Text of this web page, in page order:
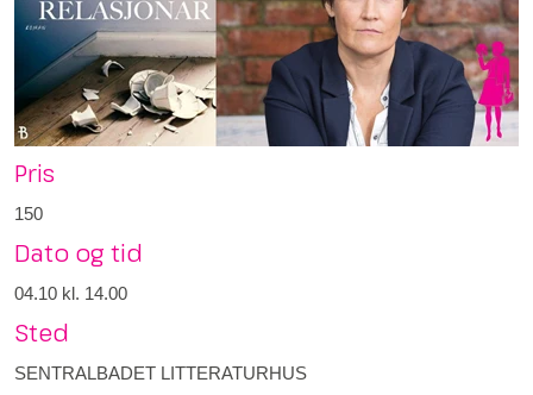
Pris
150
Dato og tid
04.10 kl. 14.00
Sted
SENTRALBADET LITTERATURHUS